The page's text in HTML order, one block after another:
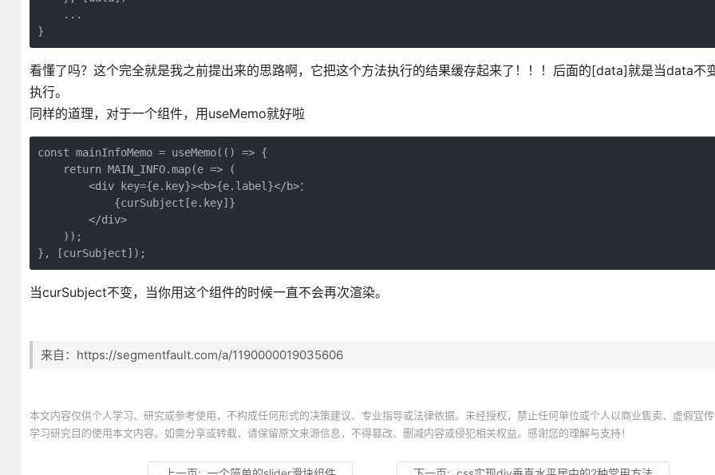
    ...
}
看懂了吗？这个完全就是我之前提出来的思路啊，它把这个方法执行的结果缓存起来了！！！后面的[data]就是当data不
执行。
同样的道理，对于一个组件，用useMemo就好啦
const mainInfoMemo = useMemo(() => {
    return MAIN_INFO.map(e => (
        <div key={e.key}><b>{e.label}</b>：
            {curSubject[e.key]}
        </div>
    ));
}, [curSubject]);
当curSubject不变，当你用这个组件的时候一直不会再次渲染。
来自：https://segmentfault.com/a/1190000019035606
本文内容仅供个人学习、研究或参考使用，不构成任何形式的决策建议、专业指导或法律依据。未经授权，禁止任何单位或个人以商业售卖、虚假宣
学习研究目的使用本文内容。如需分享或转载，请保留原文来源信息，不得篡改、删减内容或侵犯相关权益。感谢您的理解与支持！